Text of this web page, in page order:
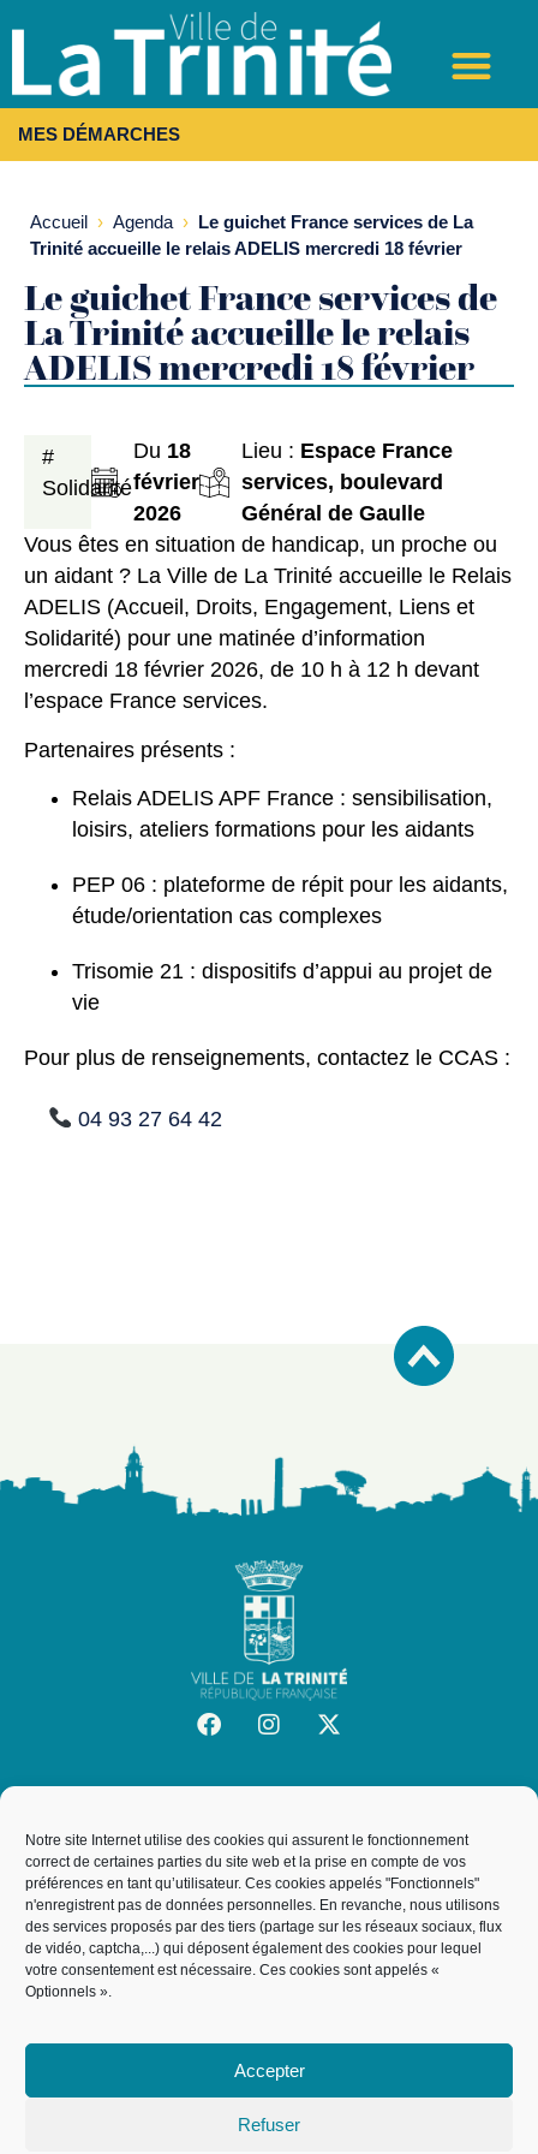
Notre site Internet utilise des cookies qui assurent le fonctionnement
correct de certaines parties du site web et la prise en compte de vos
préférences en tant qu’utilisateur. Ces cookies appelés "Fonctionnels"
n'enregistrent pas de données personnelles. En revanche, nous utilisons
des services proposés par des tiers (partage sur les réseaux sociaux, flux
de vidéo, captcha,...) qui déposent également des cookies pour lequel
votre consentement est nécessaire. Ces cookies sont appelés «
Optionnels ».
Accepter
Refuser
MES DÉMARCHES
Accueil › Agenda › Le guichet France services de La
Trinité accueille le relais ADELIS mercredi 18 février
Le guichet France services de
La Trinité accueille le relais
ADELIS mercredi 18 février
#
Solidarité
Du 18
février
2026
Lieu : Espace France
services, boulevard
Général de Gaulle
Vous êtes en situation de handicap, un proche ou
un aidant ? La Ville de La Trinité accueille le Relais
ADELIS (Accueil, Droits, Engagement, Liens et
Solidarité) pour une matinée d’information
mercredi 18 février 2026, de 10 h à 12 h devant
l’espace France services.
Partenaires présents :
Relais ADELIS APF France : sensibilisation,
loisirs, ateliers formations pour les aidants
PEP 06 : plateforme de répit pour les aidants,
étude/orientation cas complexes
Trisomie 21 : dispositifs d’appui au projet de
vie
Pour plus de renseignements, contactez le CCAS :
04 93 27 64 42
Mairie de la Trinité
19, rue de l'Hôtel de Ville, 06340, La Trinité
NOUS CONTACTER
04 93 27 64 00
MENTIONS LÉGALESPOLITIQUE DE COOKIES